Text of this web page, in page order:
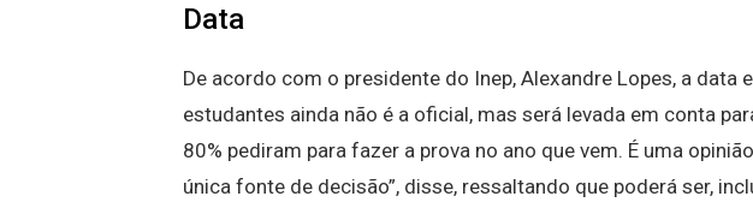
Data
De acordo com o presidente do Inep, Alexandre Lopes, a data
estudantes ainda não é a oficial, mas será levada em conta
80% pediram para fazer a prova no ano que vem. É uma
única fonte de decisão”, disse, ressaltando que poderá ser,